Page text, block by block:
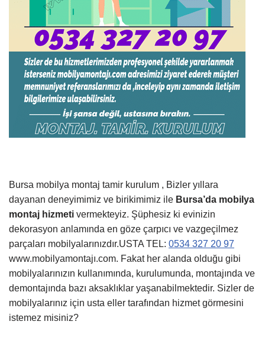
Bursa mobilya montaj tamir kurulum , Bizler yıllara
dayanan deneyimimiz ve birikimimiz ile Bursa’da mobilya
montaj hizmeti vermekteyiz. Şüphesiz ki evinizin
dekorasyon anlamında en göze çarpıcı ve vazgeçilmez
parçaları mobilyalarınızdır.USTA TEL: 0534 327 20 97
www.mobilyamontajı.com. Fakat her alanda olduğu gibi
mobilyalarınızın kullanımında, kurulumunda, montajında ve
demontajında bazı aksaklıklar yaşanabilmektedir. Sizler de
mobilyalarınız için usta eller tarafından hizmet görmesini
istemez misiniz?